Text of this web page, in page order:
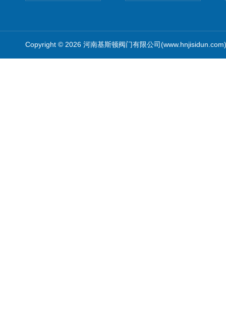
Copyright © 2026 河南基斯顿阀门有限公司